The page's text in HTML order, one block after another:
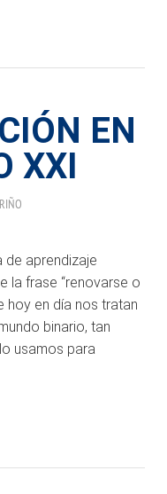
EN
XXI
de aprendizaje
la frase “renovarse o
hoy en día nos tratan
binario, tan
usamos para